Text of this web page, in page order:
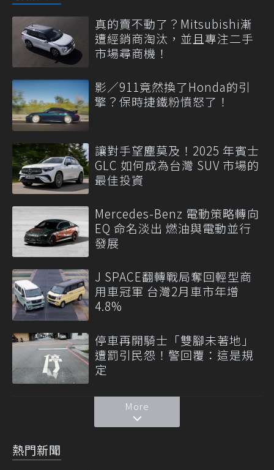
真的賣不動了？Mitsubishi漸
遭經銷商淘汰，並且專注二手
市場尋商機！
影／911竟然換了Honda的引
擎？保時捷鐵粉憤怒了！
讓對手望塵莫及！2025 年賓士
GLC 如何成為台灣 SUV 市場的
最佳投資
Mercedes-Benz 電動策略轉向
EQ 命名淡出 燃油與電動並行
發展
J SPACE翻轉戰局奪回輕型商
用車冠軍 台灣2月車市年增
4.8%
停車再開騎士「雙腳未著地」
遭罰引民怨！警回覆：這是規
定
More
熱門新聞